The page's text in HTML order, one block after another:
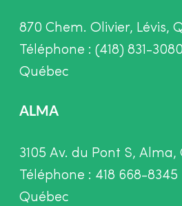
870 Chem. Olivier, Lévis,
Téléphone : (418) 831-3080
Québec
ALMA
3105 Av. du Pont S, Alma,
Téléphone : 418 668-8345
Québec